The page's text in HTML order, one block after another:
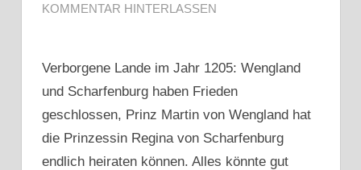
KOMMENTAR HINTERLASSEN
Verborgene Lande im Jahr 1205: Wengland
und Scharfenburg haben Frieden
geschlossen, Prinz Martin von Wengland hat
die Prinzessin Regina von Scharfenburg
endlich heiraten können. Alles könnte gut